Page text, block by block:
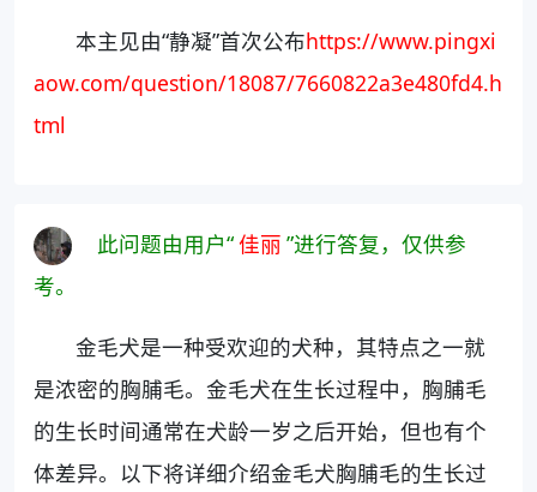
本主见由“静凝”首次公布https://www.pingxi
aow.com/question/18087/7660822a3e480fd4.h
tml
此问题由用户“佳丽 ”进行答复，仅供参
考。
金毛犬是一种受欢迎的犬种，其特点之一就
是浓密的胸脯毛。金毛犬在生长过程中，胸脯毛
的生长时间通常在犬龄一岁之后开始，但也有个
体差异。以下将详细介绍金毛犬胸脯毛的生长过